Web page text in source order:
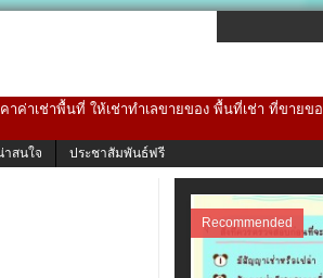
ค่าเช่าพื้นที่ ให้เช่าทำเลขายของ พื้นที่เช่า ที่ขายข
าสนใจ ประชาสัมพันธ์ฟรี
Recommended